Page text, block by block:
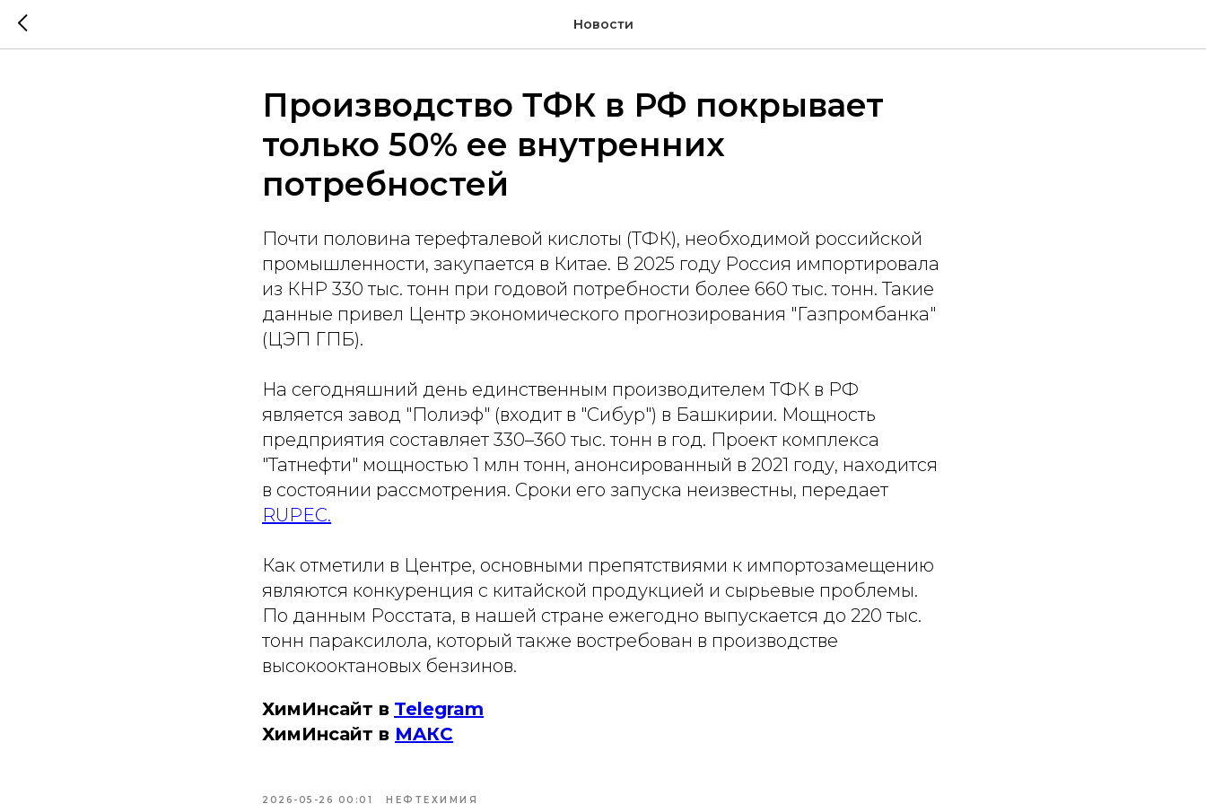
Новости
Производство ТФК в РФ покрывает
только 50% ее внутренних
потребностей
Почти половина терефталевой кислоты (ТФК), необходимой российской
промышленности, закупается в Китае. В 2025 году Россия импортировала
из КНР 330 тыс. тонн при годовой потребности более 660 тыс. тонн. Такие
данные привел Центр экономического прогнозирования "Газпромбанка"
(ЦЭП ГПБ).
На сегодняшний день единственным производителем ТФК в РФ
является завод "Полиэф" (входит в "Сибур") в Башкирии. Мощность
предприятия составляет 330–360 тыс. тонн в год. Проект комплекса
"Татнефти" мощностью 1 млн тонн, анонсированный в 2021 году, находится
в состоянии рассмотрения. Сроки его запуска неизвестны, передает
RUPEC.
Как отметили в Центре, основными препятствиями к импортозамещению
являются конкуренция с китайской продукцией и сырьевые проблемы.
По данным Росстата, в нашей стране ежегодно выпускается до 220 тыс.
тонн параксилола, который также востребован в производстве
высокооктановых бензинов.
ХимИнсайт в Telegram
ХимИнсайт в MAКС
2026-05-26 00:01 НЕФТЕХИМИЯ